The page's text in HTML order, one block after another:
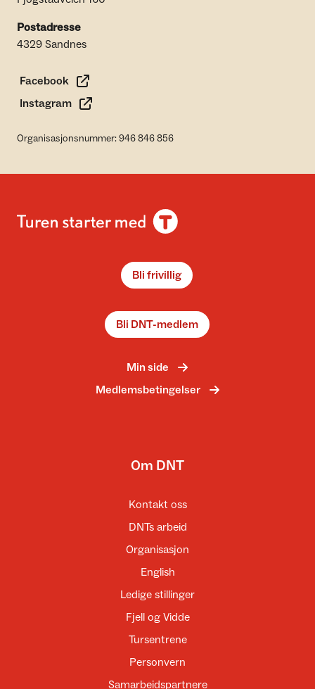
Postadresse
4329 Sandnes
Facebook
Instagram
Organisasjonsnummer: 946 846 856
Bli frivillig
Bli DNT-medlem
Min side
Medlemsbetingelser
Om DNT
Kontakt oss
DNTs arbeid
Organisasjon
English
Ledige stillinger
Fjell og Vidde
Tursentrene
Personvern
Samarbeidspartnere